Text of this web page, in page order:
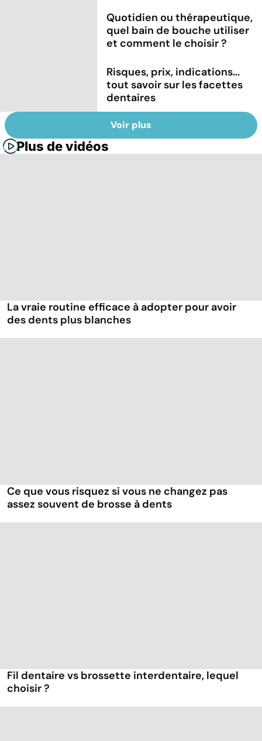
Quotidien ou thérapeutique,
quel bain de bouche utiliser
et comment le choisir ?
Risques, prix, indications...
tout savoir sur les facettes
dentaires
Voir plus
Plus de vidéos
La vraie routine efficace à adopter pour avoir
des dents plus blanches
Ce que vous risquez si vous ne changez pas
assez souvent de brosse à dents
Fil dentaire vs brossette interdentaire, lequel
choisir ?